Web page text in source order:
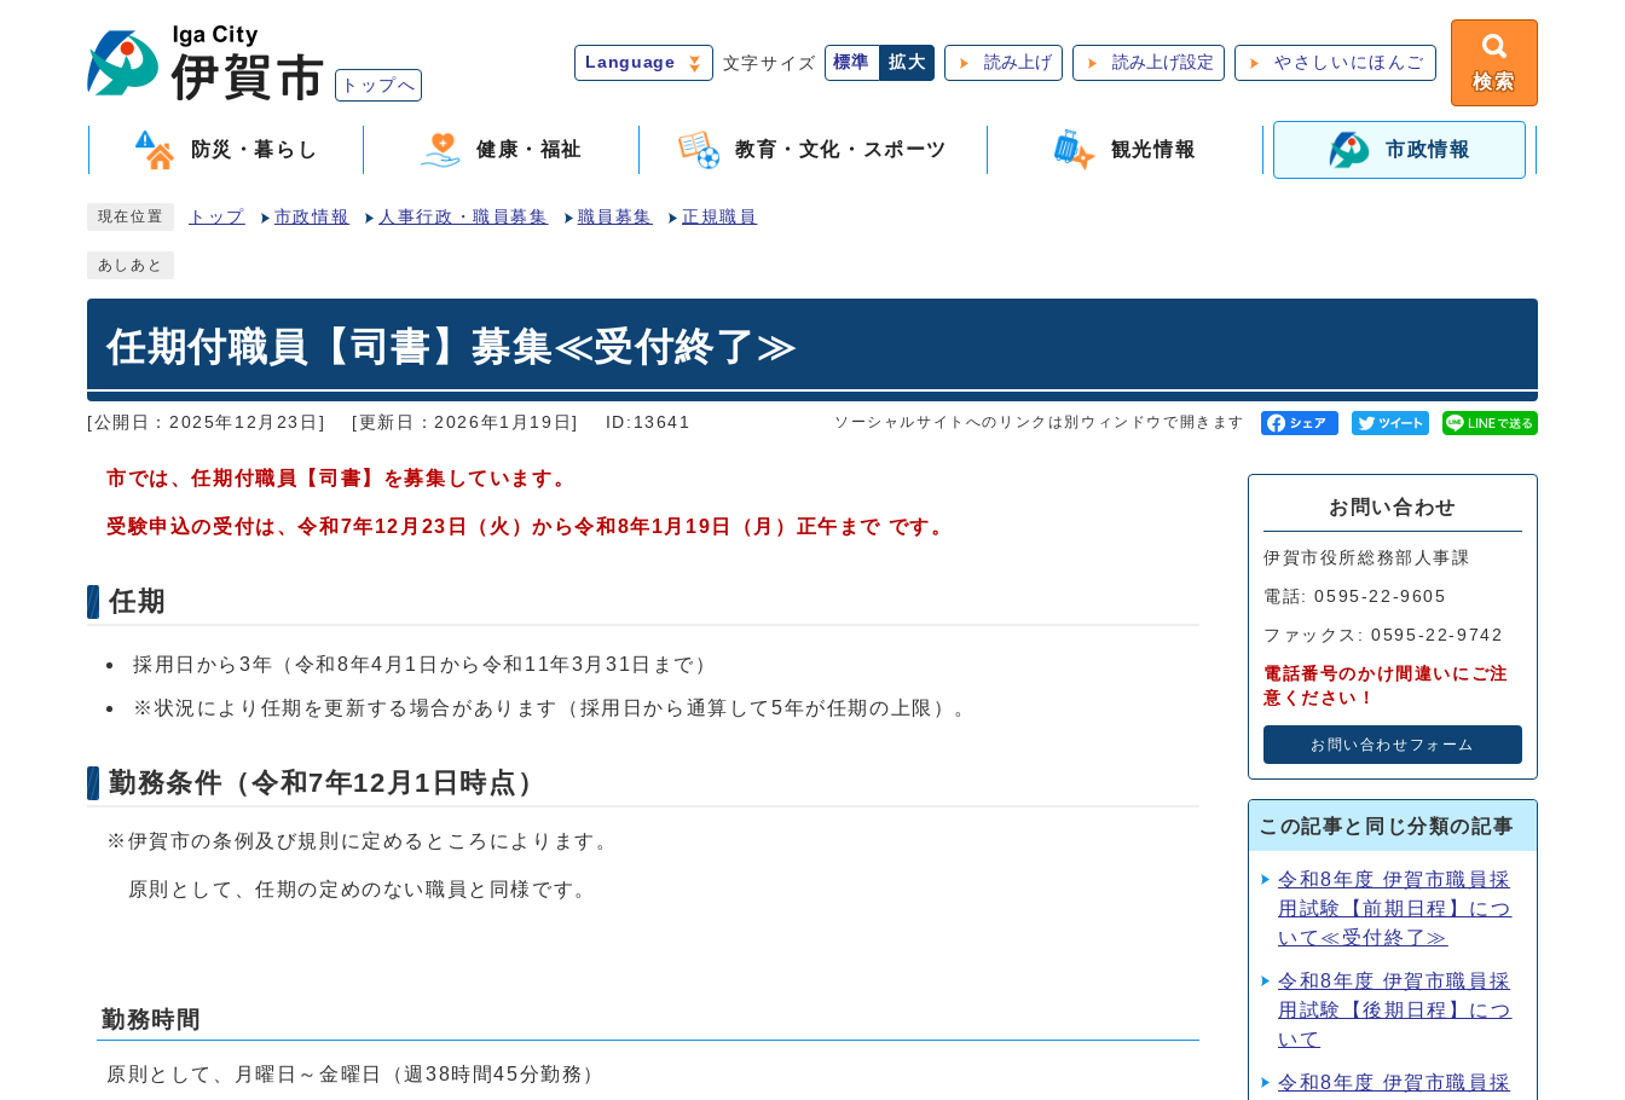
トップへ
Language 文字サイズ 標準 拡大 読み上げ 読み上げ設定 やさしいにほんご
検索
防災・暮らし 健康・福祉 教育・文化・スポーツ 観光情報 市政情報
現在位置 トップ 市政情報 人事行政・職員募集 職員募集 正規職員
あしあと
任期付職員【司書】募集≪受付終了≫
[公開日：2025年12月23日] [更新日：2026年1月19日] ID:13641 ソーシャルサイトへのリンクは別ウィンドウで開きます
市では、任期付職員【司書 】を募集しています。
受験申込の受付は、令和7年12 月23日（火）から令和8年1月19日（月）正午まで です。
任期
採用日から3年（令和8年4月1日から令和11年3月31日まで）
※状況により任期を更新する場合があります（採用日から通算して5年が任期の上限）。
勤務条件（令和7年12月1日時点）
※伊賀市の条例及び規則に定めるところによります。
原則として、任期の定めのない職員と同様です。
勤務時間
原則として、月曜日～金曜日（週38時間45分勤務）
お問い合わせ
伊賀市役所総務部人事課
電話: 0595-22-9605
ファックス: 0595-22-9742
電話番号のかけ間違いにご注
意ください！
お問い合わせフォーム
この記事と同じ分類の記事
令和8年度 伊賀市職員採
用試験【前期日程】につ
いて≪受付終了≫
令和8年度 伊賀市職員採
用試験【後期日程】につ
いて
令和8年度 伊賀市職員採